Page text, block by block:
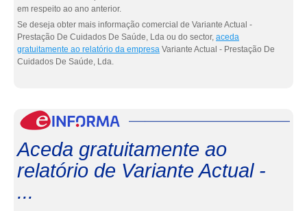
em respeito ao ano anterior.
Se deseja obter mais informação comercial de Variante Actual -
Prestação De Cuidados De Saúde, Lda ou do sector, aceda
gratuitamente ao relatório da empresa Variante Actual - Prestação De
Cuidados De Saúde, Lda.
Aceda gratuitamente ao
relatório de Variante Actual -
...